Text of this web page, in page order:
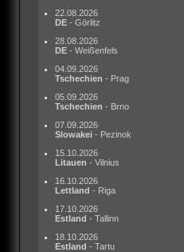
22.08.2026
DE - Görlitz
28.08.2026
DE - Weißenfels
04.09.2026
Tschechien - Prag
05.09.2026
Tschechien - Brno
07.09.2026
Slowakei - Pezinok
15.10.2026
Litauen - Vilnius
16.10.2026
Lettland - Riga
17.10.2026
Estland - Tallinn
18.10.2026
Estland - Tartu